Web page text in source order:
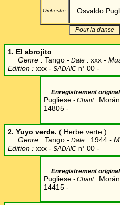
Orchestre Osvaldo
Pour la danse
1. El abrojito
Genre : Tango - Date : xxx -
Edition : xxx - SADAIC n° 00 -
Enregistrement original
Pugliese - Chant:
14805 -
2. Yuyo verde. ( Herbe verte )
Genre : Tango - Date : 1944 -
Edition : xxx - SADAIC n° 00 -
Enregistrement original
Pugliese - Chant:
14415 -